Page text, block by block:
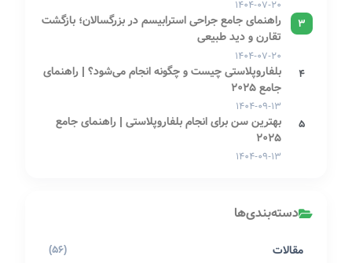
۱۴۰۴-۰۷-۲۰
3
راهنمای جامع جراحی استرابیسم در بزرگسالان؛ بازگشت
تقارن و دید طبیعی
۱۴۰۴-۰۷-۲۰
4
بلفاروپلاستی چیست و چگونه انجام می‌شود؟ | راهنمای
جامع 2025
۱۴۰۴-۰۹-۱۳
5
بهترین سن برای انجام بلفاروپلاستی | راهنمای جامع
2025
۱۴۰۴-۰۹-۱۳
دسته‌بندی‌ها
مقالات (56)